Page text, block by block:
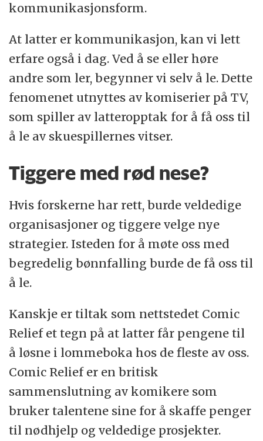
kommunikasjonsform.
At latter er kommunikasjon, kan vi lett
erfare også i dag. Ved å se eller høre
andre som ler, begynner vi selv å le. Dette
fenomenet utnyttes av komiserier på TV,
som spiller av latteropptak for å få oss til
å le av skuespillernes vitser.
Tiggere med rød nese?
Hvis forskerne har rett, burde veldedige
organisasjoner og tiggere velge nye
strategier. Isteden for å møte oss med
begredelig bønnfalling burde de få oss til
å le.
Kanskje er tiltak som nettstedet Comic
Relief et tegn på at latter får pengene til
å løsne i lommeboka hos de fleste av oss.
Comic Relief er en britisk
sammenslutning av komikere som
bruker talentene sine for å skaffe penger
til nødhjelp og veldedige prosjekter.